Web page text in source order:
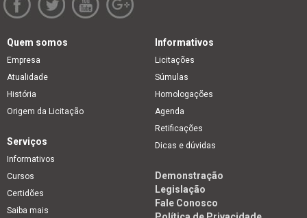
Quem somos
Empresa
Atualidade
História
Origem da Licitação
Informativos
Licitações
Súmulas
Homologações
Agenda
Retificações
Dicas e dúvidas
Serviços
Informativos
Cursos
Certidões
Saiba mais
Demonstração
Legislação
Fale Conosco